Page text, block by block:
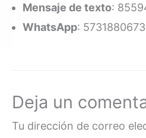
Mensaje de texto:
WhatsApp:
Deja un
Tu dirección de correo